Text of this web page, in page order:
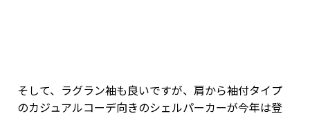
そして、ラグラン袖も良いですが、肩から袖付タイプ
のカジュアルコーデ向きのシェルパーカーが今年は登